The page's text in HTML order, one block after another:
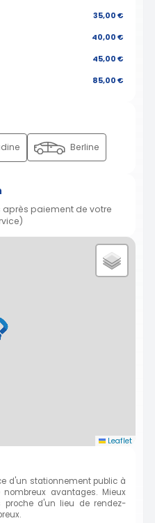
35,00 €
40,00 €
45,00 €
85,00 €
Berline
après paiement de votre
Leaflet
d'un stationnement public à
avantages. Mieux
proche d'un lieu de rendez-